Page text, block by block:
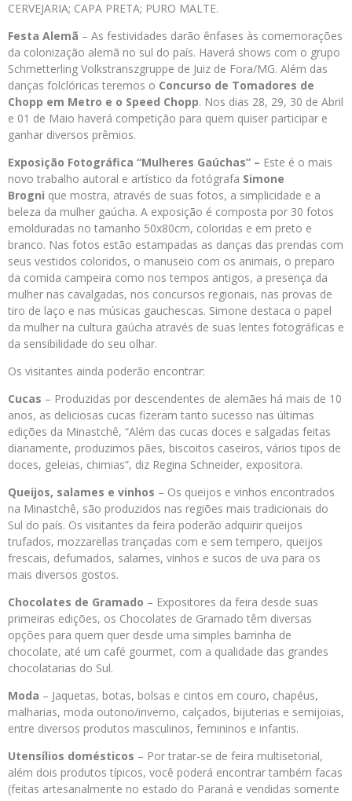
CERVEJARIA; CAPA PRETA; PURO MALTE.
Festa Alemã – As festividades darão ênfases às comemorações
da colonização alemã no sul do país. Haverá shows com o grupo
Schmetterling Volkstranszgruppe de Juiz de Fora/MG. Além das
danças folclóricas teremos o Concurso de Tomadores de
Chopp em Metro e o Speed Chopp. Nos dias 28, 29, 30 de Abril
e 01 de Maio haverá competição para quem quiser participar e
ganhar diversos prêmios.
Exposição Fotográfica “Mulheres Gaúchas” – Este é o mais
novo trabalho autoral e artístico da fotógrafa Simone
Brogni que mostra, através de suas fotos, a simplicidade e a
beleza da mulher gaúcha. A exposição é composta por 30 fotos
emolduradas no tamanho 50x80cm, coloridas e em preto e
branco. Nas fotos estão estampadas as danças das prendas com
seus vestidos coloridos, o manuseio com os animais, o preparo
da comida campeira como nos tempos antigos, a presença da
mulher nas cavalgadas, nos concursos regionais, nas provas de
tiro de laço e nas músicas gauchescas. Simone destaca o papel
da mulher na cultura gaúcha através de suas lentes fotográficas e
da sensibilidade do seu olhar.
Os visitantes ainda poderão encontrar:
Cucas – Produzidas por descendentes de alemães há mais de 10
anos, as deliciosas cucas fizeram tanto sucesso nas últimas
edições da Minastchê, “Além das cucas doces e salgadas feitas
diariamente, produzimos pães, biscoitos caseiros, vários tipos de
doces, geleias, chimias”, diz Regina Schneider, expositora.
Queijos, salames e vinhos – Os queijos e vinhos encontrados
na Minastchê, são produzidos nas regiões mais tradicionais do
Sul do país. Os visitantes da feira poderão adquirir queijos
trufados, mozzarellas trançadas com e sem tempero, queijos
frescais, defumados, salames, vinhos e sucos de uva para os
mais diversos gostos.
Chocolates de Gramado – Expositores da feira desde suas
primeiras edições, os Chocolates de Gramado têm diversas
opções para quem quer desde uma simples barrinha de
chocolate, até um café gourmet, com a qualidade das grandes
chocolatarias do Sul.
Moda – Jaquetas, botas, bolsas e cintos em couro, chapéus,
malharias, moda outono/inverno, calçados, bijuterias e semijoias,
entre diversos produtos masculinos, femininos e infantis.
Utensílios domésticos – Por tratar-se de feira multisetorial,
além dois produtos típicos, você poderá encontrar também facas
(feitas artesanalmente no estado do Paraná e vendidas somente